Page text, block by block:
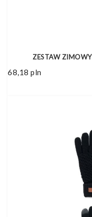
ZESTAW
68,18 pln